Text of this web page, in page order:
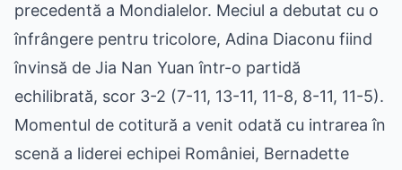
precedentă a Mondialelor. Meciul a debutat cu o
înfrângere pentru tricolore, Adina Diaconu fiind
învinsă de Jia Nan Yuan într-o partidă
echilibrată, scor 3-2 (7-11, 13-11, 11-8, 8-11, 11-5).
Momentul de cotitură a venit odată cu intrarea în
scenă a liderei echipei României, Bernadette